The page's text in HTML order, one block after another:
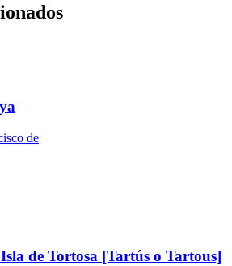
de
de Tortosa [Tartús o Tartous]